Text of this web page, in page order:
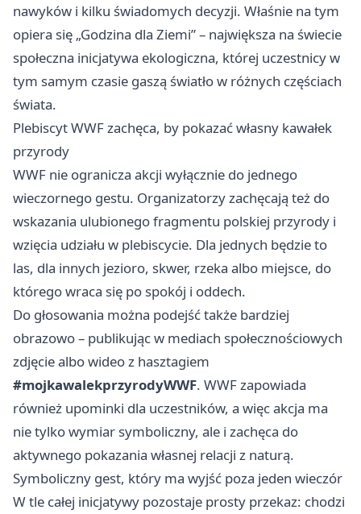
nawyków i kilku świadomych decyzji. Właśnie na tym
opiera się „Godzina dla Ziemi” – największa na świecie
społeczna inicjatywa ekologiczna, której uczestnicy w
tym samym czasie gaszą światło w różnych częściach
świata.
Plebiscyt WWF zachęca, by pokazać własny kawałek
przyrody
WWF nie ogranicza akcji wyłącznie do jednego
wieczornego gestu. Organizatorzy zachęcają też do
wskazania ulubionego fragmentu polskiej przyrody i
wzięcia udziału w plebiscycie. Dla jednych będzie to
las, dla innych jezioro, skwer, rzeka albo miejsce, do
którego wraca się po spokój i oddech.
Do głosowania można podejść także bardziej
obrazowo – publikując w mediach społecznościowych
zdjęcie albo wideo z hasztagiem
#mojkawalekprzyrodyWWF. WWF zapowiada
również upominki dla uczestników, a więc akcja ma
nie tylko wymiar symboliczny, ale i zachęca do
aktywnego pokazania własnej relacji z naturą.
Symboliczny gest, który ma wyjść poza jeden wieczór
W tle całej inicjatywy pozostaje prosty przekaz: chodzi